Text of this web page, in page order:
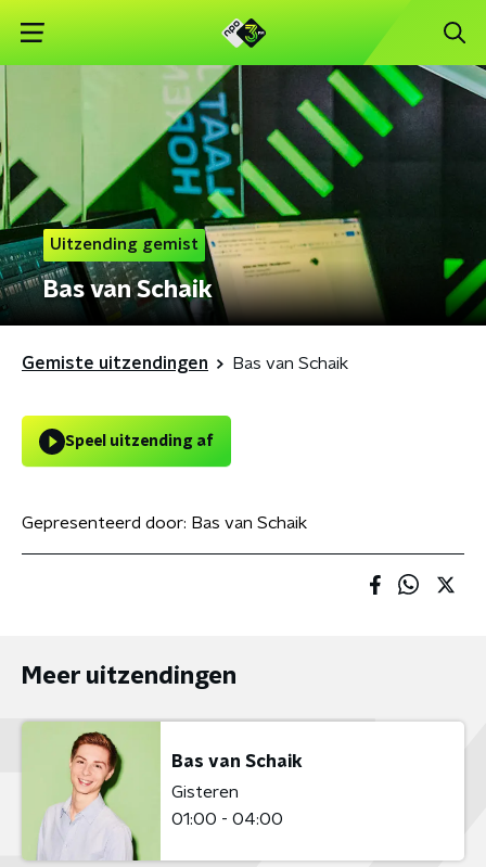
Uitzending gemist
Bas van Schaik
Gemiste uitzendingen Bas van Schaik
Speel uitzending af
Gepresenteerd door: Bas van Schaik
Meer uitzendingen
Bas van Schaik
Gisteren
01:00 - 04:00